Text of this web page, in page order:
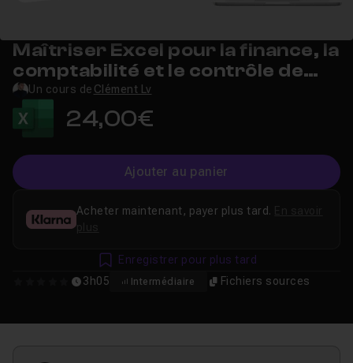
Maîtriser Excel pour la finance, la
comptabilité et le contrôle de
gestion
Un cours de Clément Lv
24,00€
Ajouter au panier
3h05 Intermédiaire Fichiers sources
Acheter maintenant, payer plus tard.
plus
Enregistrer pour plus tard